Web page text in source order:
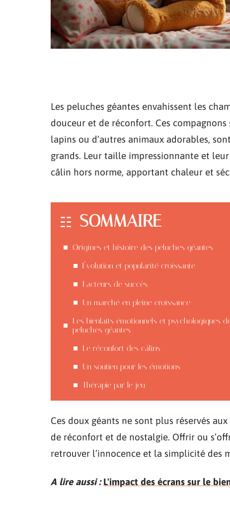
Les peluches géantes envahissent les
douceur et de réconfort. Ces
lapins ou d’autres animaux adorables,
grands. Leur taille impressionnante et
câlin hors norme, apportant chaleur et
SOMMAIRE
Origines et histoire des peluches géantes
Évolution et popularité croissante
Facteurs de succès
Un marché en pleine croissance
Les bienfaits émotionnels et psychologiques
peluches géantes
Le réconfort des câlins
Un soutien pour les émotions
Thérapie par le jeu
Ces doux géants ne sont plus réservés
de réconfort et de nostalgie. Offrir ou
retrouver l’innocence et la simplicité des
A lire aussi : L'impact des écrans sur le